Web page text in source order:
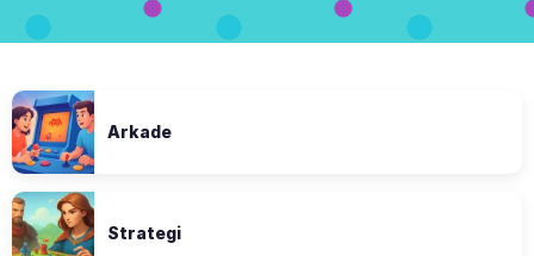
Arkade
Strategi